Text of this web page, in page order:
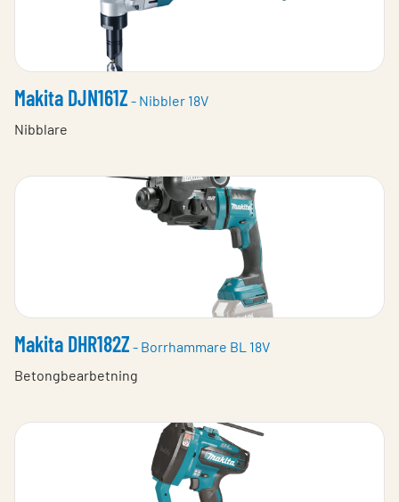
Makita DJN161Z - Nibbler 18V
Nibblare
Makita DHR182Z - Borrhammare BL 18V
Betongbearbetning